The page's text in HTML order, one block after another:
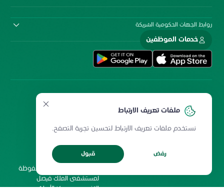
ملفات تعريف الارتباط
نستخدم ملفات تعريف الارتباط لتحسين تجربة التصفح.
رفض قبول
روابط الجهات الحكومية الشريكة
خدمات الموظفين
سياسة المشاركة الإلكترونية
سياسة الخصوصية
ميثاق المستخدمين
حقوق إعادة الطبع
شروط الاستخدام
2026 جميع الحقوق محفوظة
لمستشفى الملك فيصل
التخصصي ومركز الأبحاث